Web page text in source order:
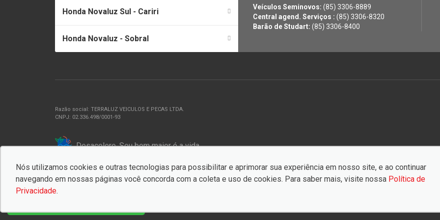
Honda Novaluz Sul - Cariri
Honda Novaluz - Sobral
Veículos Seminovos:(85) 3306-8889
Central agend. Serviços :(85) 3306-8320
Barão de Studart:(85) 3306-8400
Razão social: TERRALUZ VEICULOS E PECAS LTDA.
CNPJ: 02.336.498/0001-93
Desacelere. Seu bem maior é a vida.
© Copyright 2026 AutoForce - Todos os direitos reservados.
Confira a nossaPolítica de privacidade.
Nós utilizamos cookies e outras tecnologias para possibilitar e aprimorar sua experiência em nosso site, e ao continuar
navegando em nossas páginas você concorda com a coleta e uso de cookies. Para saber mais, visite nossa Política de
Privacidade.